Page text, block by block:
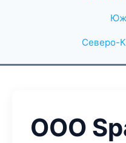
Северо-
ООО